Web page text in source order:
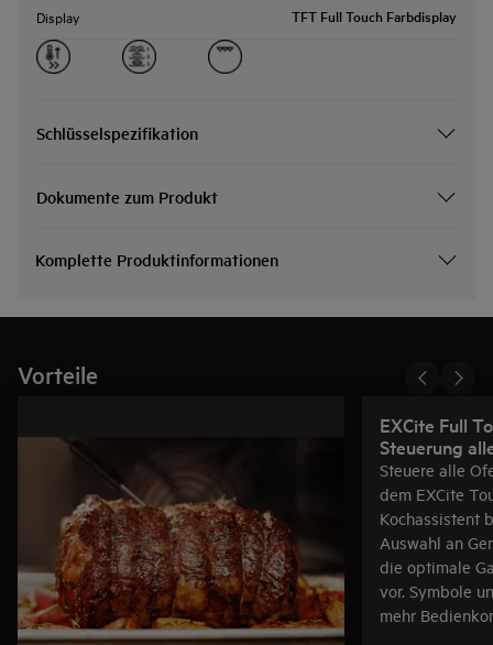
Display TFT Full Touch Farbdisplay
Schlüsselspezifikation
Dokumente zum Produkt
Komplette Produktinformationen
Vorteile
EXCite Full
Steuerung
Steuere alle
dem EXCite
Kochassistent
Auswahl an
die optimale
vor. Symbole
mehr